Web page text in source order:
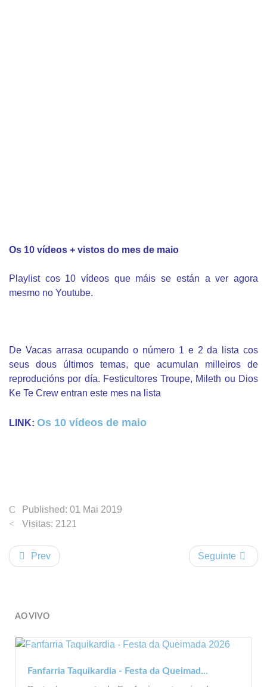
Os 10 vídeos + vistos do mes de maio
Playlist cos 10 vídeos que máis se están a ver agora
mesmo no Youtube.
De Vacas arrasa ocupando o número 1 e 2 da lista cos
seus dous últimos temas, que acumulan milleiros de
reproducións por día. Festicultores Troupe, Mileth ou Dios
Ke Te Crew entran este mes na lista
LINK: Os 10 vídeos de maio
Published: 01 Mai 2019
Visitas: 2121
Prev Seguinte
AO VIVO
Fanfarria Taquikardia - Festa da Queimad...